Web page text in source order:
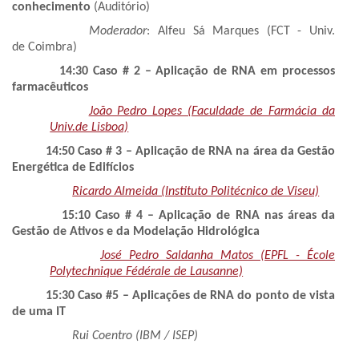
conhecimento (Auditório)
Moderador: Alfeu Sá Marques (FCT - Univ.
de Coimbra)
14:30 Caso # 2 – Aplicação de RNA em processos
farmacêuticos
João Pedro Lopes (Faculdade de Farmácia da
Univ.de Lisboa)
14:50 Caso # 3 – Aplicação de RNA na área da Gestão
Energética de Edifícios
Ricardo Almeida (Instituto Politécnico de Viseu)
15:10 Caso # 4 – Aplicação de RNA nas áreas da
Gestão de Ativos e da Modelação Hidrológica
José Pedro Saldanha Matos (EPFL - École
Polytechnique Fédérale de Lausanne)
15:30 Caso #5 – Aplicações de RNA do ponto de vista
de uma IT
Rui Coentro (IBM / ISEP)